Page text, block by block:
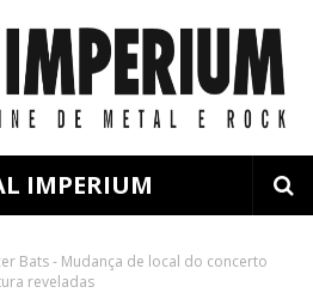
IMPERIUM
Bats - Mudança de local do concerto
reveladas